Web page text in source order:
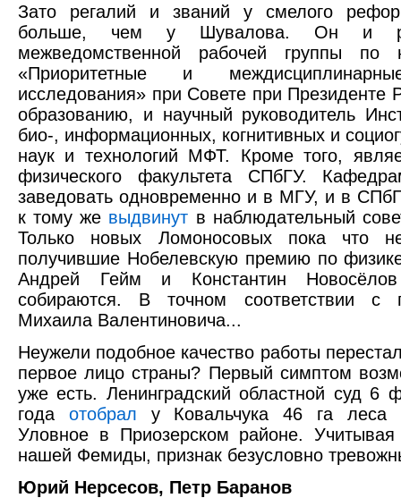
Зато регалий и званий у смелого
больше, чем у Шувалова. Он и
межведомственной рабочей группы по
«Приоритетные и
исследования» при Совете при Президенте
образованию, и научный руководитель
био-, информационных, когнитивных и
наук и технологий МФТ. Кроме того,
физического факультета СПбГУ.
заведовать одновременно и в МГУ, и в
к тому же выдвинут в наблюдательный
Только новых Ломоносовых пока что
получившие Нобелевскую премию по
Андрей Гейм и Константин
собираются. В точном соответствии с
Михаила Валентиновича...
Неужели подобное качество работы
первое лицо страны? Первый симптом
уже есть. Ленинградский областной суд 6
года отобрал у Ковальчука 46 га леса
Уловное в Приозерском районе. Учитывая
нашей Фемиды, признак безусловно
Юрий Нерсесов, Петр Баранов